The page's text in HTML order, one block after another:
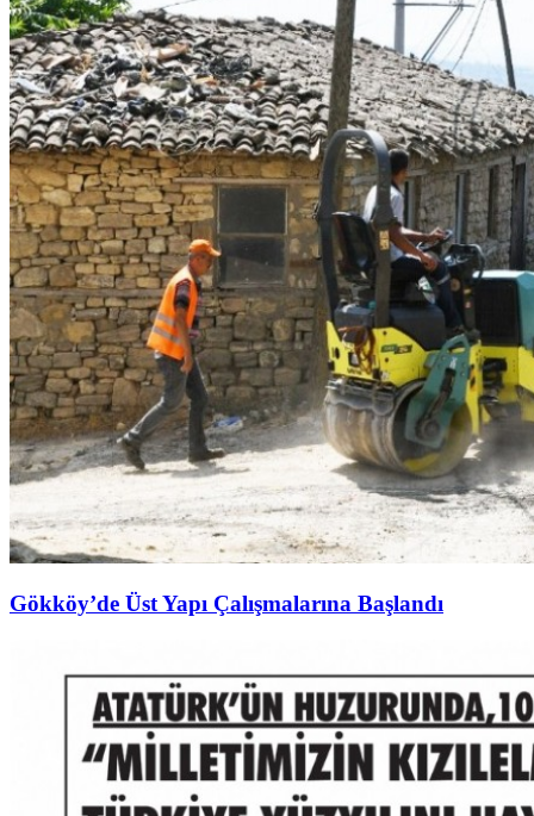
Gökköy’de Üst Yapı Çalışmalarına Başlandı